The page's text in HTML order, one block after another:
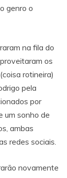
genro o
na fila do
os
rotineira)
pela
por
um sonho de
ambas
redes sociais.
novamente